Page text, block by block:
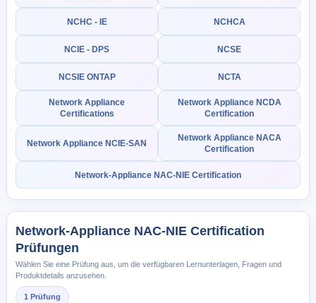
NCHC - IE NCHCA
NCIE - DPS NCSE
NCSIE ONTAP NCTA
Network Appliance
Certifications
Network Appliance NCDA
Certification
Network Appliance NCIE-SAN
Network Appliance NACA
Certification
Network-Appliance NAC-NIE Certification
Network-Appliance NAC-NIE Certification
Prüfungen
Wählen Sie eine Prüfung aus, um die verfügbaren Lernunterlagen, Fragen und
Produktdetails anzusehen.
1 Prüfung